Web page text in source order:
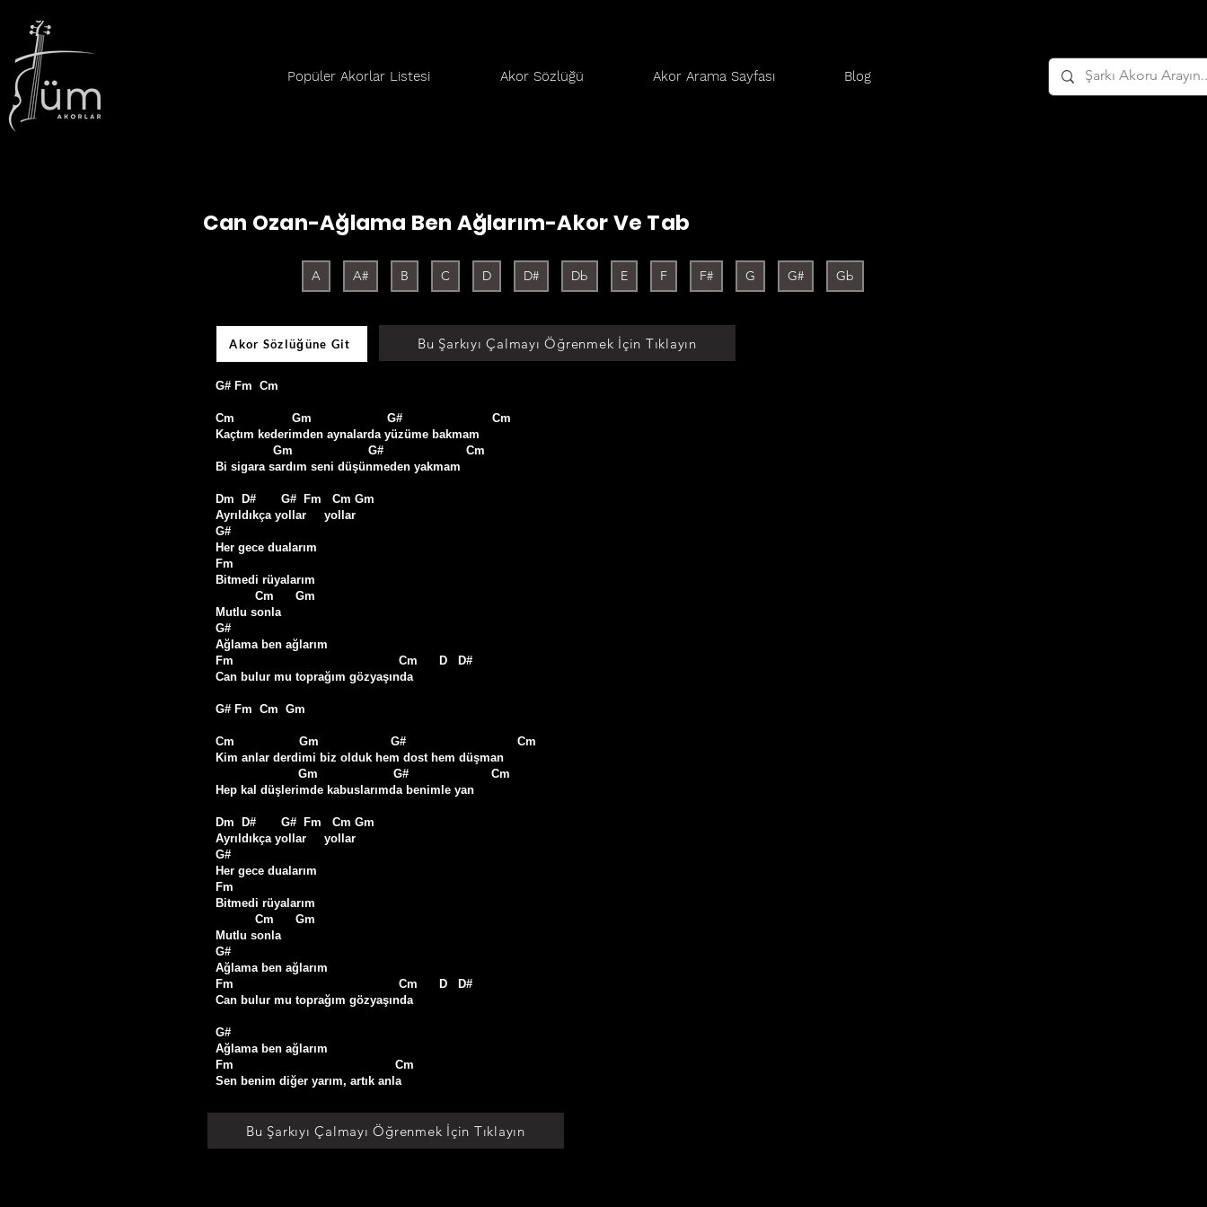
Popüler Akorlar Listesi Akor Sözlüğü Akor Arama Sayfası Blog
Can Ozan-Ağlama Ben Ağlarım-Akor Ve Tab
A A# B C D D# Db E F F# G G# Gb
Akor Sözlüğüne Git Bu Şarkıyı Çalmayı Öğrenmek İçin Tıklayın
G# Fm  Cm
Cm                Gm                     G#                         Cm
Kaçtım kederimden aynalarda yüzüme bakmam
Bi sigara sardım seni düşünmeden yakmam
Dm  D#       G#  Fm   Cm Gm
Ayrıldıkça yollar     yollar
G#
Her gece dualarım
Fm
Bitmedi rüyalarım
Mutlu sonla
G#
Ağlama ben ağlarım
Fm                                              Cm      D   D#
Can bulur mu toprağım gözyaşında
G# Fm  Cm  Gm
Cm                  Gm                    G#                               Cm
Kim anlar derdimi biz olduk hem dost hem düşman
Hep kal düşlerimde kabuslarımda benimle yan
Dm  D#       G#  Fm   Cm Gm
Ayrıldıkça yollar     yollar
G#
Her gece dualarım
Fm
Bitmedi rüyalarım
Mutlu sonla
G#
Ağlama ben ağlarım
Fm                                              Cm      D   D#
Can bulur mu toprağım gözyaşında
G#
Ağlama ben ağlarım
Fm                                             Cm
Sen benim diğer yarım, artık anla
Bu Şarkıyı Çalmayı Öğrenmek İçin Tıklayın